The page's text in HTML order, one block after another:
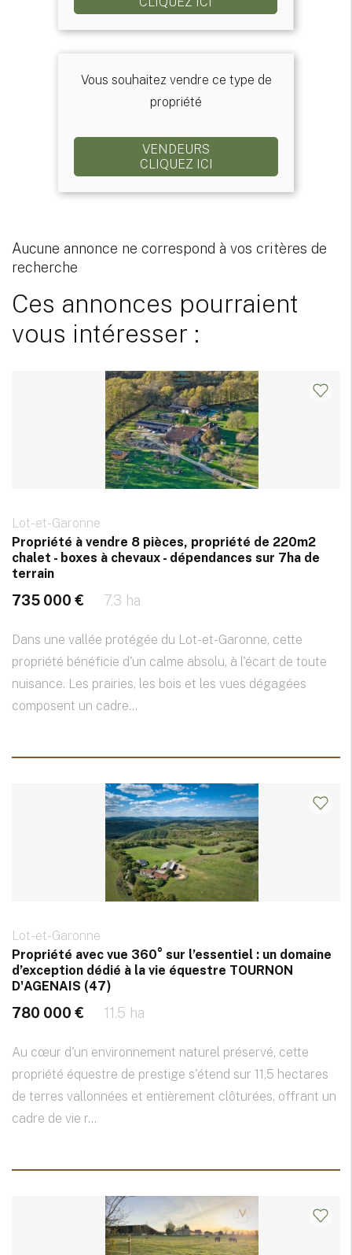
Vous souhaitez vendre ce type de
propriété
VENDEURS
CLIQUEZ ICI
Aucune annonce ne correspond à vos critères de
recherche
Ces annonces pourraient
vous intéresser :
Lot-et-Garonne
Propriété à vendre 8 pièces, propriété de 220m2
chalet - boxes à chevaux - dépendances sur 7ha de
terrain
735 000 € 7.3 ha
Dans une vallée protégée du Lot-et-Garonne, cette
propriété bénéficie d'un calme absolu, à l'écart de toute
nuisance. Les prairies, les bois et les vues dégagées
composent un cadre...
Lot-et-Garonne
Propriété avec vue 360° sur l’essentiel : un domaine
d’exception dédié à la vie équestre TOURNON
D'AGENAIS (47)
780 000 € 11.5 ha
Au cœur d'un environnement naturel préservé, cette
propriété équestre de prestige s'étend sur 11,5 hectares
de terres vallonnées et entièrement clôturées, offrant un
cadre de vie r...